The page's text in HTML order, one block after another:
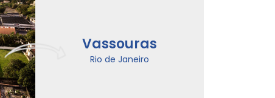
Vassouras
Rio de Janeiro